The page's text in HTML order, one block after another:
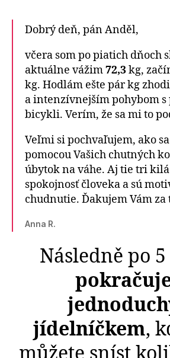
Dobrý deň, pán Anděl,
včera som po piatich dňoch
aktuálne vážim72,3kg,
kg. Hodlám ešte pár kg
a intenzívnejším pohybom
bicykli. Verím, že sa mi to
Veľmi si pochvaľujem, ako
pomocou Vašich chutných
úbytok na váhe. Aj tie tri
spokojnosť človeka a sú
chudnutie. Ďakujem Vám za
Anna R.
Následně po
jídelníčkem,